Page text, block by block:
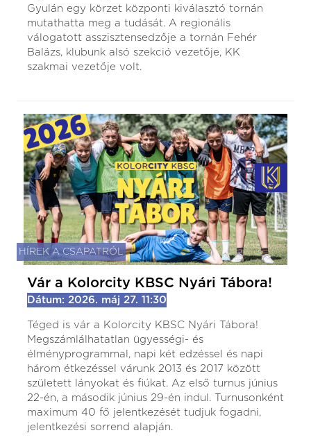
Gyulán egy körzet központi kiválasztó tornán
mutathatta meg a tudását. A regionális
válogatott asszisztensedzője a tornán Fehér
Balázs, klubunk alsó szekció vezetője, KK
szakmai vezetője volt.
HÍREK A CSAPATRÓL
Vár a Kolorcity KBSC Nyári Tábora!
Dátum: 2026. máj 27. 11:30
Téged is vár a Kolorcity KBSC Nyári Tábora!
Megszámlálhatatlan ügyességi- és
élményprogrammal, napi két edzéssel és napi
három étkezéssel várunk 2013 és 2017 között
született lányokat és fiúkat. Az első turnus június
22-én, a második június 29-én indul. Turnusonként
maximum 40 fő jelentkezését tudjuk fogadni,
jelentkezési sorrend alapján.